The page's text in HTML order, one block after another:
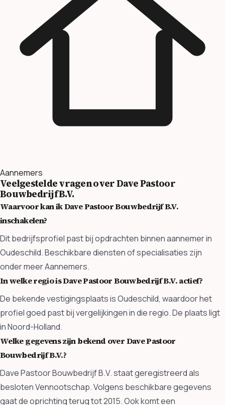
Aannemers
Veelgestelde vragen over Dave Pastoor
Bouwbedrijf B.V.
Waarvoor kan ik Dave Pastoor Bouwbedrijf B.V.
inschakelen?
Dit bedrijfsprofiel past bij opdrachten binnen aannemer in
Oudeschild. Beschikbare diensten of specialisaties zijn
onder meer Aannemers.
In welke regio is Dave Pastoor Bouwbedrijf B.V. actief?
De bekende vestigingsplaats is Oudeschild, waardoor het
profiel goed past bij vergelijkingen in die regio. De plaats ligt
in Noord-Holland.
Welke gegevens zijn bekend over Dave Pastoor
Bouwbedrijf B.V.?
Dave Pastoor Bouwbedrijf B.V. staat geregistreerd als
besloten Vennootschap. Volgens beschikbare gegevens
gaat de oprichting terug tot 2015. Ook komt een